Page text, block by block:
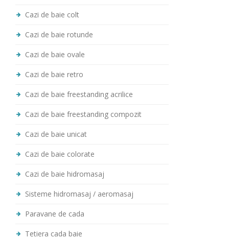
Cazi de baie colt
Cazi de baie rotunde
Cazi de baie ovale
Cazi de baie retro
Cazi de baie freestanding acrilice
Cazi de baie freestanding compozit
Cazi de baie unicat
Cazi de baie colorate
Cazi de baie hidromasaj
Sisteme hidromasaj / aeromasaj
Paravane de cada
Tetiera cada baie